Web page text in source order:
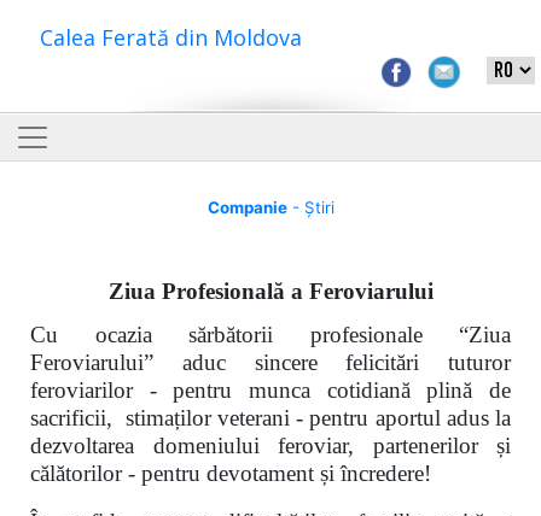
Calea Ferată din Moldova
Companie- Știri
Ziua Profesională a Feroviarului
Cu ocazia sărbătorii profesionale “Ziua
Feroviarului” aduc sincere felicitări tuturor
feroviarilor - pentru munca cotidiană plină de
sacrificii, stimaților veterani - pentru aportul adus la
dezvoltarea domeniului feroviar, partenerilor și
călătorilor - pentru devotament și încredere!